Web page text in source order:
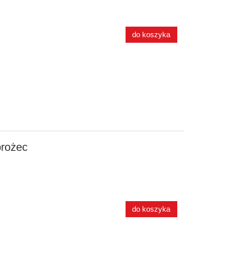
do koszyka
do koszyka